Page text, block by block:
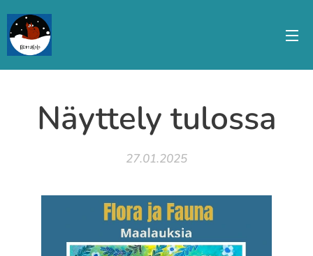
Näyttely tulossa
27.01.2025